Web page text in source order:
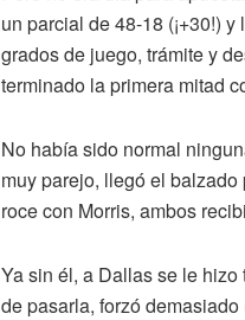
un parcial de 48-18 (¡+30!)
grados de juego, trámite y
terminado la primera mitad
No había sido normal
muy parejo, llegó el
roce con Morris, ambos
Ya sin él, a Dallas se le
de pasarla, forzó